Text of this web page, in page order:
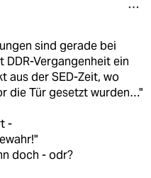
sind gerade bei
Vergangenheit ein
aus der SED-Zeit, wo
die Tür gesetzt wurden…"
-
doch - odr?